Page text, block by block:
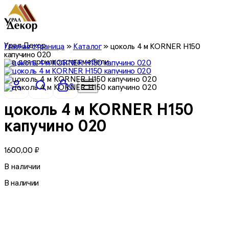
Урал Декор
все для производства мебели
0
Главная страница» Каталог» цоколь 4 м KORNER Н150
капучино 020
цоколь 4 м KORNER Н150
капучино 020
1600,00 ₽
В наличии
В наличии